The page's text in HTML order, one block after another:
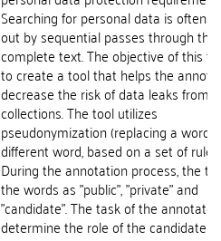
Searching for personal data is often
out by sequential passes through the
complete text. The objective of this
to create a tool that helps the
decrease the risk of data leaks from
collections. The tool utilizes
pseudonymization (replacing a word
different word, based on a set of
During the annotation process, the
the words as "public", "private" and
"candidate". The task of the
determine the role of the candidate